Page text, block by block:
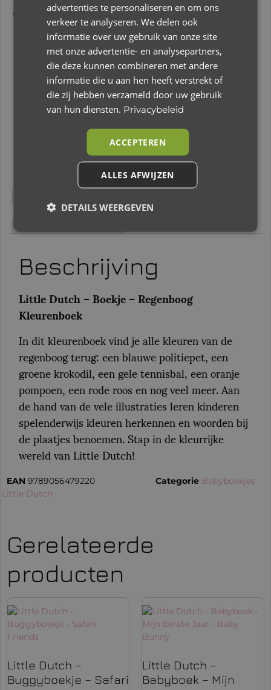
en woorden bij de plaatjes benoemen.
14,95
Slechts 3 resterend op voorraad
Toevoegen aan winkelwagen
Beschrijving
Aanvullende informatie
Beoordelingen (0)
Beschrijving
Little Dutch – Boekje – Regenboog
Kleurenboek
In dit kleurenboek vind je alle kleuren van de
regenboog terug: een blauwe politiepet, een
groene krokodil, een gele tennisbal, een oranje
pompoen, een rode roos en nog veel meer. Aan
de hand van de vele illustraties leren kinderen
spelenderwijs kleuren herkennen en woorden bij
de plaatjes benoemen. Stap in de kleurrijke
wereld van Little Dutch!
EAN 9789056479220 Categorie Babyboekjes
Little Dutch
Gerelateerde
producten
Little Dutch –
Buggyboekje – Safari
Little Dutch –
Babyboek – Mijn
advertenties te personaliseren en om ons
verkeer te analyseren. We delen ook
informatie over uw gebruik van onze site
met onze advertentie- en analysepartners,
die deze kunnen combineren met andere
informatie die u aan hen heeft verstrekt of
die zij hebben verzameld door uw gebruik
van hun diensten. Privacybeleid
ACCEPTEREN
ALLES AFWIJZEN
DETAILS WEERGEVEN